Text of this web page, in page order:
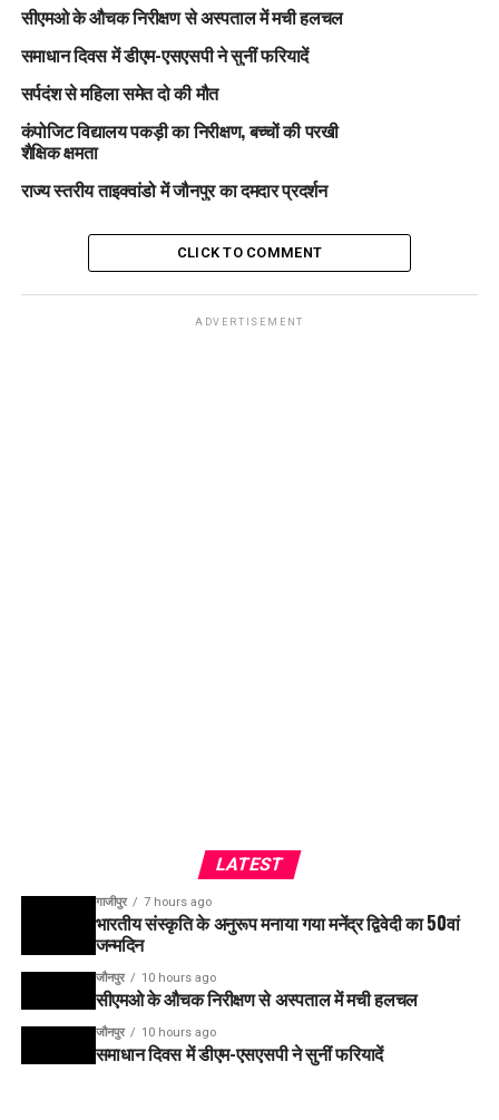
सीएमओ के औचक निरीक्षण से अस्पताल में मची हलचल
समाधान दिवस में डीएम-एसएसपी ने सुनीं फरियादें
सर्पदंश से महिला समेत दो की मौत
कंपोजिट विद्यालय पकड़ी का निरीक्षण, बच्चों की परखी
शैक्षिक क्षमता
राज्य स्तरीय ताइक्वांडो में जौनपुर का दमदार प्रदर्शन
CLICK TO COMMENT
ADVERTISEMENT
LATEST
गाजीपुर 7 hours ago
भारतीय संस्कृति के अनुरूप मनाया गया मनेंद्र द्विवेदी का 50वां
जन्मदिन
जौनपुर 10 hours ago
सीएमओ के औचक निरीक्षण से अस्पताल में मची हलचल
जौनपुर 10 hours ago
समाधान दिवस में डीएम-एसएसपी ने सुनीं फरियादें